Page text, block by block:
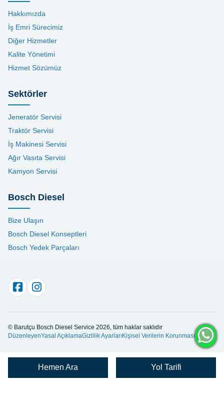
Hakkımızda
İş Emri Sürecimiz
Diğer Hizmetler
Kalite Yönetimi
Hizmet Sözümüz
Sektörler
Jeneratör Servisi
Traktör Servisi
İş Makinesi Servisi
Ağır Vasıta Servisi
Kamyon Servisi
Bosch Diesel
Bize Ulaşın
Bosch Diesel Konseptleri
Bosch Yedek Parçaları
© Barutçu Bosch Diesel Service 2026, tüm haklar saklıdır
DüzenleyenYasal AçıklamaGizlilik AyarlarıKişisel Verilerin Korunması
Hemen Ara Yol Tarifi